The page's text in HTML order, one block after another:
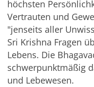
höchsten
Vertrauten und
"jenseits aller
Sri Krishna Fragen
Lebens. Die
schwerpunktmäßig
und Lebewesen.